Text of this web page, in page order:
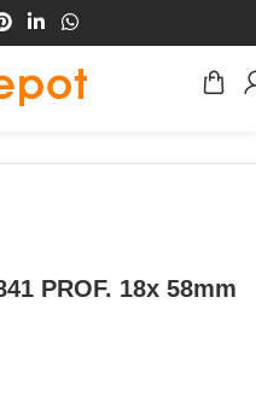
PROF. 18x 58mm